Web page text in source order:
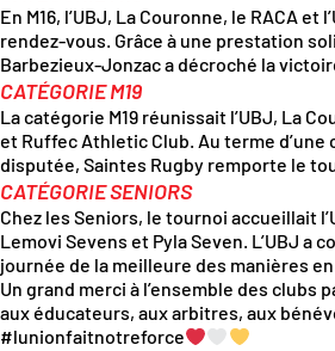
En M16, l’UBJ, La Couronne, le RACA et
rendez-vous. Grâce à une prestation
Barbezieux-Jonzac a décroché la
CATÉGORIE M19
La catégorie M19 réunissait l’UBJ, La
et Ruffec Athletic Club. Au terme
disputée, Saintes Rugby remporte le
CATÉGORIE SENIORS
Chez les Seniors, le tournoi accueillait
Lemovi Sevens et Pyla Seven. L’UBJ a
journée de la meilleure des manières
Un grand merci à l’ensemble des clubs
aux éducateurs, aux arbitres, aux
#lunionfaitnotreforce